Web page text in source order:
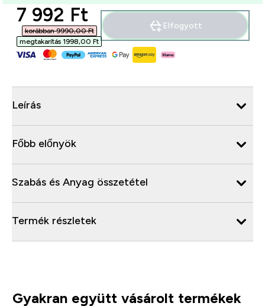
discounted price
7 992 Ft‎
korábban 9990,00 Ft‎
megtakarítás 1998,00 Ft‎
Elfogyott
Leírás
Főbb előnyök
Szabás és Anyag összetétel
Termék részletek
Gyakran együtt vásárolt termékek